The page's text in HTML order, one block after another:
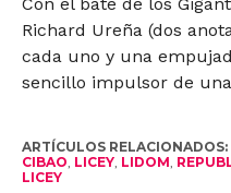
Richard Ureña (dos
cada uno y una
sencillo impulsor de
ARTÍCULOS RELACIONADOS:
CIBAO LICEY, LIDOM
LICEY